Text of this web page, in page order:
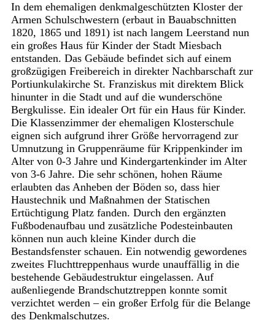
In dem ehemaligen denkmalgeschützten Kloster der
Armen Schulschwestern (erbaut in Bauabschnitten
1820, 1865 und 1891) ist nach langem Leerstand nun
ein großes Haus für Kinder der Stadt Miesbach
entstanden. Das Gebäude befindet sich auf einem
großzügigen Freibereich in direkter Nachbarschaft zur
Portiunkulakirche St. Franziskus mit direktem Blick
hinunter in die Stadt und auf die wunderschöne
Bergkulisse. Ein idealer Ort für ein Haus für Kinder.
Die Klassenzimmer der ehemaligen Klosterschule
eignen sich aufgrund ihrer Größe hervorragend zur
Umnutzung in Gruppenräume für Krippenkinder im
Alter von 0-3 Jahre und Kindergartenkinder im Alter
von 3-6 Jahre. Die sehr schönen, hohen Räume
erlaubten das Anheben der Böden so, dass hier
Haustechnik und Maßnahmen der Statischen
Ertüchtigung Platz fanden. Durch den ergänzten
Fußbodenaufbau und zusätzliche Podesteinbauten
können nun auch kleine Kinder durch die
Bestandsfenster schauen. Ein notwendig gewordenes
zweites Fluchttreppenhaus wurde unauffällig in die
bestehende Gebäudestruktur eingelassen. Auf
außenliegende Brandschutztreppen konnte somit
verzichtet werden – ein großer Erfolg für die Belange
des Denkmalschutzes.